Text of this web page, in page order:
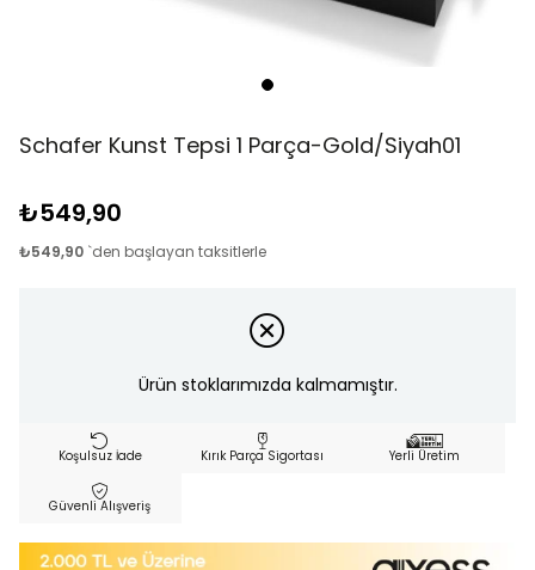
Schafer Kunst Tepsi 1 Parça-Gold/Siyah01
₺549,90
₺549,90 `den başlayan taksitlerle
Ürün stoklarımızda kalmamıştır.
Koşulsuz İade Kırık Parça Sigortası Yerli Üretim
Güvenli Alışveriş